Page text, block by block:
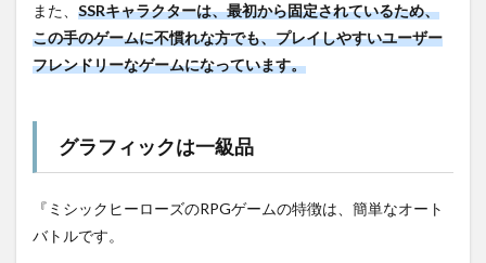
また、 SSRキャラクターは、最初から固定されているため、
この手のゲームに不慣れな方でも、プレイしやすいユーザー
フレンドリーなゲームになっています。
グラフィックは一級品
『ミシックヒーローズのRPGゲームの特徴は、簡単なオート
バトルです。